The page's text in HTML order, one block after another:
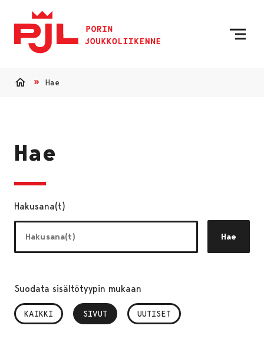
Hae
Hae
Hakusana(t)
Hae
Suodata sisältötyypin mukaan
KAIKKI SIVUT
, VALITTU UUTISET